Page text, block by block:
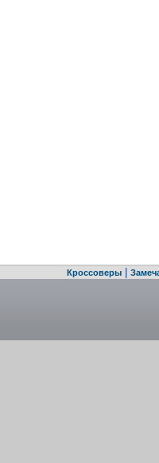
Кроссоверы